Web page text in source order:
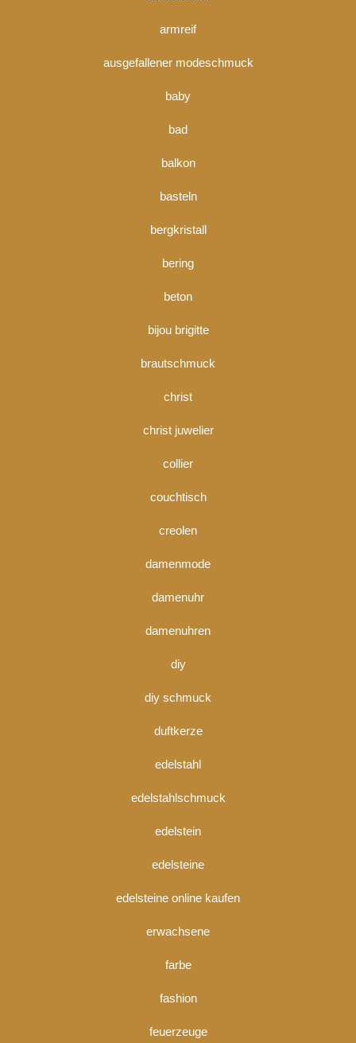
armreif
ausgefallener modeschmuck
baby
bad
balkon
basteln
bergkristall
bering
beton
bijou brigitte
brautschmuck
christ
christ juwelier
collier
couchtisch
creolen
damenmode
damenuhr
damenuhren
diy
diy schmuck
duftkerze
edelstahl
edelstahlschmuck
edelstein
edelsteine
edelsteine online kaufen
erwachsene
farbe
fashion
feuerzeuge